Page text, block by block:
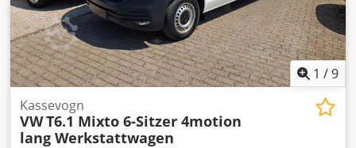
1 /9
Kassevogn
VWT6.1 Mixto 6-Sitzer 4motion
lang Werkstattwagen